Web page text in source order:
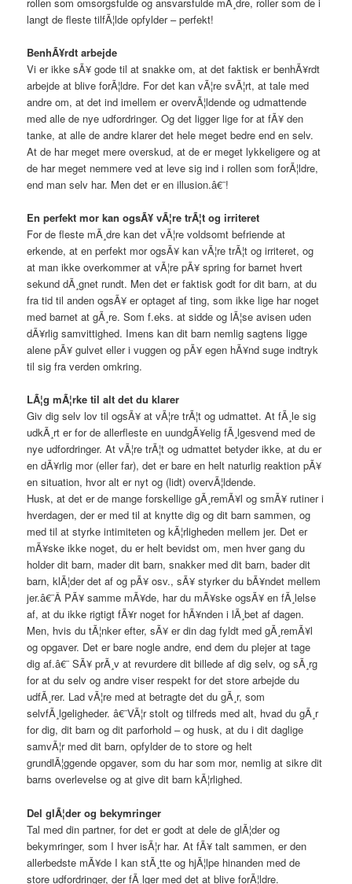
langt de fleste tilfÃ¦lde opfylder – perfekt!
BenhÃ¥rdt arbejde
Vi er ikke sÃ¥ gode til at snakke om, at det faktisk er benhÃ¥rdt
arbejde at blive forÃ¦ldre. For det kan vÃ¦re svÃ¦rt, at tale med
andre om, at det ind imellem er overvÃ¦ldende og udmattende
med alle de nye udfordringer. Og det ligger lige for at fÃ¥ den
tanke, at alle de andre klarer det hele meget bedre end en selv.
At de har meget mere overskud, at de er meget lykkeligere og at
de har meget nemmere ved at leve sig ind i rollen som forÃ¦ldre,
end man selv har. Men det er en illusion.â€¨!
En perfekt mor kan ogsÃ¥ vÃ¦re trÃ¦t og irriteret
For de fleste mÃ¸dre kan det vÃ¦re voldsomt befriende at
erkende, at en perfekt mor ogsÃ¥ kan vÃ¦re trÃ¦t og irriteret, og
at man ikke overkommer at vÃ¦re pÃ¥ spring for barnet hvert
sekund dÃ¸gnet rundt. Men det er faktisk godt for dit barn, at du
fra tid til anden ogsÃ¥ er optaget af ting, som ikke lige har noget
med barnet at gÃ¸re. Som f.eks. at sidde og lÃ¦se avisen uden
dÃ¥rlig samvittighed. Imens kan dit barn nemlig sagtens ligge
alene pÃ¥ gulvet eller i vuggen og pÃ¥ egen hÃ¥nd suge indtryk
til sig fra verden omkring.
LÃ¦g mÃ¦rke til alt det du klarer
Giv dig selv lov til ogsÃ¥ at vÃ¦re trÃ¦t og udmattet. At fÃ¸le sig
udkÃ¸rt er for de allerfleste en uundgÃ¥elig fÃ¸lgesvend med de
nye udfordringer. At vÃ¦re trÃ¦t og udmattet betyder ikke, at du er
en dÃ¥rlig mor (eller far), det er bare en helt naturlig reaktion pÃ¥
en situation, hvor alt er nyt og (lidt) overvÃ¦ldende.
Husk, at det er de mange forskellige gÃ¸remÃ¥l og smÃ¥ rutiner i
hverdagen, der er med til at knytte dig og dit barn sammen, og
med til at styrke intimiteten og kÃ¦rligheden mellem jer. Det er
mÃ¥ske ikke noget, du er helt bevidst om, men hver gang du
holder dit barn, mader dit barn, snakker med dit barn, bader dit
barn, klÃ¦der det af og pÃ¥ osv., sÃ¥ styrker du bÃ¥ndet mellem
jer.â€¨Â PÃ¥ samme mÃ¥de, har du mÃ¥ske ogsÃ¥ en fÃ¸lelse
af, at du ikke rigtigt fÃ¥r noget for hÃ¥nden i lÃ¸bet af dagen.
Men, hvis du tÃ¦nker efter, sÃ¥ er din dag fyldt med gÃ¸remÃ¥l
og opgaver. Det er bare nogle andre, end dem du plejer at tage
dig af.â€¨ SÃ¥ prÃ¸v at revurdere dit billede af dig selv, og sÃ¸rg
for at du selv og andre viser respekt for det store arbejde du
udfÃ¸rer. Lad vÃ¦re med at betragte det du gÃ¸r, som
selvfÃ¸lgeligheder. â€¨VÃ¦r stolt og tilfreds med alt, hvad du gÃ¸r
for dig, dit barn og dit parforhold – og husk, at du i dit daglige
samvÃ¦r med dit barn, opfylder de to store og helt
grundlÃ¦ggende opgaver, som du har som mor, nemlig at sikre dit
barns overlevelse og at give dit barn kÃ¦rlighed.
Del glÃ¦der og bekymringer
Tal med din partner, for det er godt at dele de glÃ¦der og
bekymringer, som I hver isÃ¦r har. At fÃ¥ talt sammen, er den
allerbedste mÃ¥de I kan stÃ¸tte og hjÃ¦lpe hinanden med de
store udfordringer, der fÃ¸lger med det at blive forÃ¦ldre.